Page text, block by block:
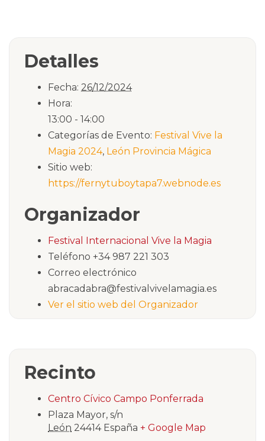
Detalles
Fecha: 26/12/2024
Hora:
13:00 - 14:00
Categorías de Evento: Festival Vive la
Magia 2024, León Provincia Mágica
Sitio web:
https://fernytuboytapa7.webnode.es
Organizador
Festival Internacional Vive la Magia
Teléfono +34 987 221 303
Correo electrónico
abracadabra@festivalvivelamagia.es
Ver el sitio web del Organizador
Recinto
Centro Cívico Campo Ponferrada
Plaza Mayor, s/n
León 24414 España + Google Map